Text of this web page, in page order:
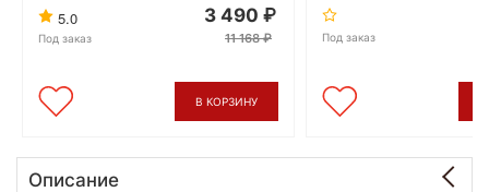
5.0
Под заказ
3 490
11 168
В КОРЗИНУ
Под заказ
Описание